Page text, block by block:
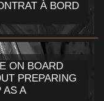
À BORD
ON BOARD
PREPARING
AS A